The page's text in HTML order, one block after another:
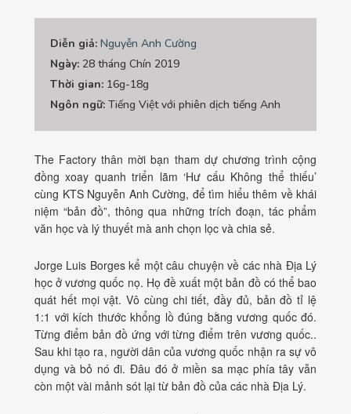
Diễn giả: Nguyễn Anh Cường
Ngày: 28 tháng Chín 2019
Thời gian: 16g-18g
Ngôn ngữ: Tiếng Việt với phiên dịch tiếng Anh
The Factory thân mời bạn tham dự chương trình cộng
đồng xoay quanh triển lãm ‘Hư cấu Không thể thiếu’
cùng KTS Nguyễn Anh Cường, để tìm hiểu thêm về khái
niệm “bản đồ”, thông qua những trích đoạn, tác phẩm
văn học và lý thuyết mà anh chọn lọc và chia sẻ.
Jorge Luis Borges kể một câu chuyện về các nhà Địa Lý
học ở vương quốc nọ. Họ đề xuất một bản đồ có thể bao
quát hết mọi vật. Vô cùng chi tiết, đầy đủ, bản đồ tỉ lệ
1:1 với kích thước khổng lồ đúng bằng vương quốc đó.
Từng điểm bản đồ ứng với từng điểm trên vương quốc..
Sau khi tạo ra, người dân của vương quốc nhận ra sự vô
dụng và bỏ nó đi. Đâu đó ở miền sa mạc phía tây vẫn
còn một vài mảnh sót lại từ bản đồ của các nhà Địa Lý.